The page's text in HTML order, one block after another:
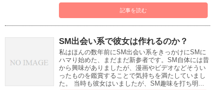
記事を読む
SM出会い系で彼女は作れるのか？
私はほんの数年前にSM出会い系をきっかけにSMに
ハマり始めた、まだまだ新参者です。SM自体には昔
から興味がありましたが、漫画やビデオなどそうい
ったものを鑑賞することで気持ちを満たしていまし
た。 当時も彼女はいましたが、SM趣味を打ち明...